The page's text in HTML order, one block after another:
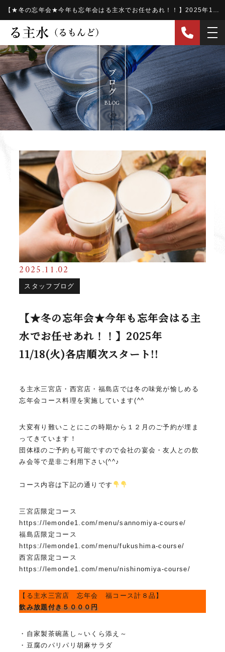
【★冬の忘年会★今年も忘年会はる主水でお任せあれ！！】2025年11/18(火)各店順次スタート!! - 遊食酒家 る主水（るもんど）遊食酒家 る主水（るもんど）
ブログ
BLOG
2025.11.02
スタッフブログ
【★冬の忘年会★今年も忘年会はる主
水でお任せあれ！！】2025年
11/18(火)各店順次スタート!!
る主水三宮店・西宮店・福島店では冬の味覚が愉しめる
忘年会コース料理を実施しています(^^ゞ
大変有り難いことにこの時期から１２月のご予約が埋ま
ってきています！
団体様のご予約も可能ですので会社の宴会・友人との飲
み会等で是非ご利用下さい(^^♪
コース内容は下記の通りです
三宮店限定コース
https://lemonde1.com/menu/sannomiya-course/
福島店限定コース
https://lemonde1.com/menu/fukushima-course/
西宮店限定コース
https://lemonde1.com/menu/nishinomiya-course/
【る主水三宮店 忘年会 福コース計８品】
飲み放題付き５０００円
・自家製茶碗蒸し～いくら添え～
・豆腐のパリパリ胡麻サラダ